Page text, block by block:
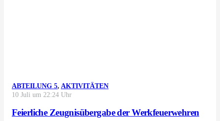
ABTEILUNG 5, AKTIVITÄTEN
10 Juli um 22:24 Uhr
Feierliche Zeugnisübergabe der Werkfeuerwehren